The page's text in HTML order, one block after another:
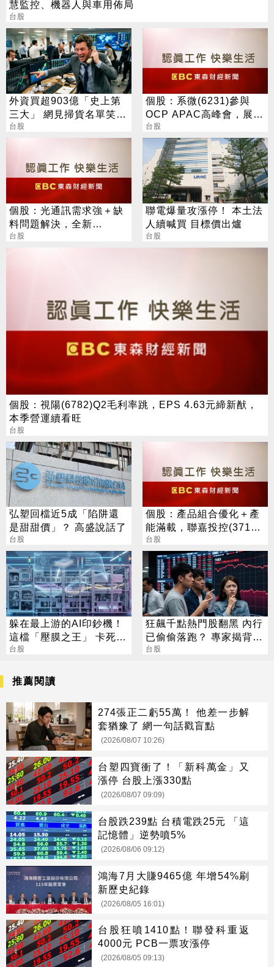
慧監控、機器人與車用佈局
台股
外資買超903億「史上第
三大」 網見掃貨名單笑：
不懂在幹嘛
台股
個股：系微(6231)參與
OCP APAC高峰會，展示
OpenBMC中AI機櫃遙測
與安全防護
台股
個股：光通訊需求強＋缺
料問題解決，全新
(2455)7月營收創高、重
台股
聯電爆量攻漲停！ 本土法
人續喊買 目標價出爐
台股
個股：視陽(6782)Q2毛利率跳，EPS 4.63元締新猷，
本季營運續看旺
台股
弘塑回檔近5成「陷阱還
是甜甜價」？ 高盛說話了
台股
個股：產品組合優化＋產
能滿載，聯嘉投控(3717)
上半年營收及獲利創同期
高
台股
躲在最上游的AI印鈔機！
這檔「壓膜之王」 卡死全
球95%載板製程
台股
狂飆千點熱門股翻黑 內行
已偷偷落跑？ 專家揭背後
警訊
台股
推薦閱讀
274張正二虧55萬！ 他差一步解
套猶豫了 網一句話戳盲點
(2026/08/07 10:26)
台塑四寶衝了！「新科萬金」又
漲停 台股上漲330點
(2026/08/07 09:09)
台股跌239點 台積電跌25元 「這
記憶體」逆勢噴5%
(2026/08/06 09:12)
鴻海7月大賺9465億 年增54%刷
新歷史紀錄
(2026/08/05 16:01)
台股狂噴1410點！聯發科重返
4000元 PCB一票攻漲停
(2026/08/05 09:13)